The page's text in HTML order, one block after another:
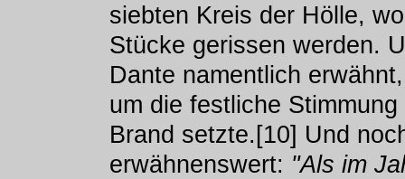
siebten Kreis der Hölle,
Stücke gerissen werden.
Dante namentlich
um die festliche
Brand setzte.[10] Und
erwähnenswert: "Als im